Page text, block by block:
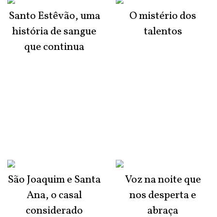
Santo Estêvão, uma
história de sangue
que continua
São Joaquim e Santa
Ana, o casal
considerado
O mistério dos
talentos
Voz na noite que
nos desperta e
abraça